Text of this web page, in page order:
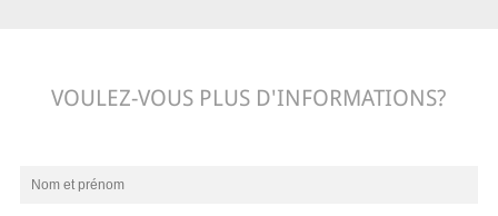
VOULEZ-VOUS PLUS D'INFORMATIONS?